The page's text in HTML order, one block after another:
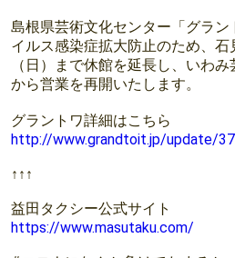
島根県芸術文化センター「グラ
イルス感染症拡大防止のため、石
（日）まで休館を延長し、いわみ
から営業を再開いたします。
グラントワ詳細はこちら
http://www.grandtoit.jp/update/
↑↑↑
益田タクシー公式サイト
https://www.masutaku.com/